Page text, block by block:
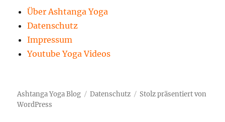
Über Ashtanga Yoga
Datenschutz
Impressum
Youtube Yoga Videos
Ashtanga Yoga Blog Datenschutz
Stolz präsentiert von
WordPress